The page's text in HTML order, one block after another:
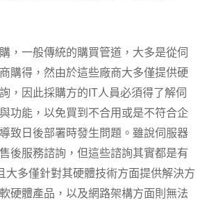
，一般傳統的購買管道，大多是從伺
購得，然由於這些廠商大多僅提供硬
，因此採購方的IT人員必須得了解伺
功能，以免買到不合用或是不符合企
致日後部署時發生問題。雖說伺服器
後服務諮詢，但這些諮詢其實都是有
大多僅針對其硬體技術方面提供解決方
硬體產品，以及網路架構方面則無法